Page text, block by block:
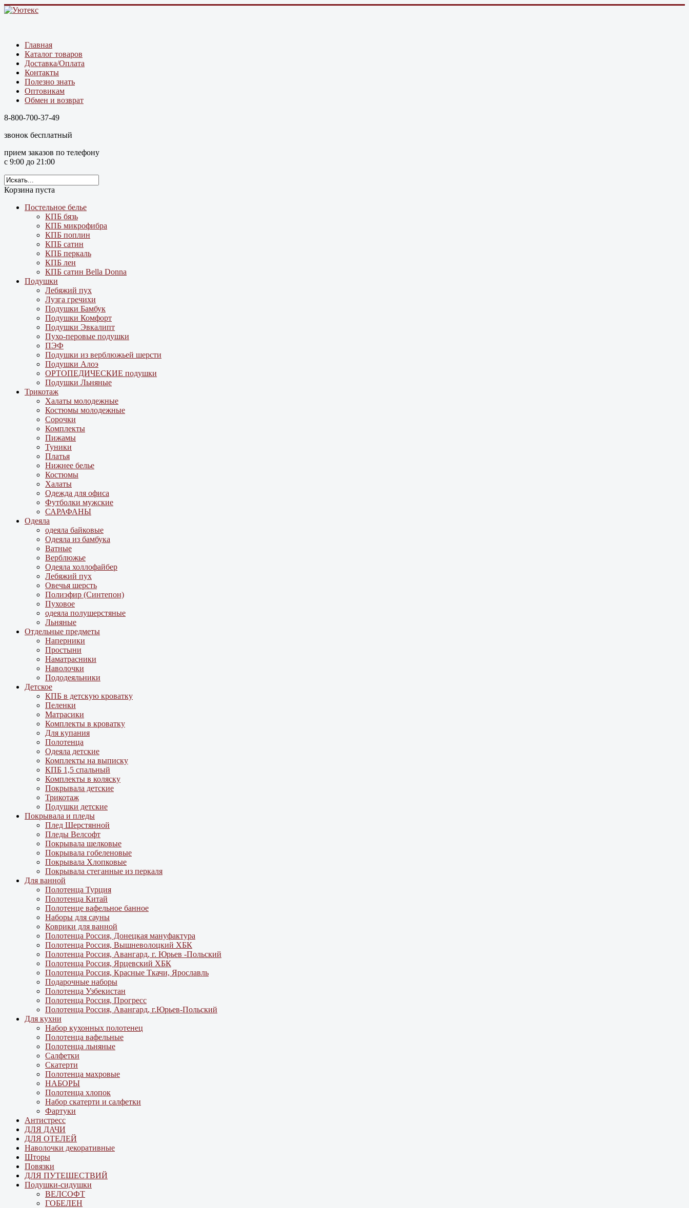
Главная
Каталог товаров
Доставка/Оплата
Контакты
Полезно знать
Оптовикам
Обмен и возврат
8-800-700-37-49
звонок бесплатный
прием заказов по телефону
с 9:00 до 21:00
Корзина пуста
Постельное белье
КПБ бязь
КПБ микрофибра
КПБ поплин
КПБ сатин
КПБ перкаль
КПБ лен
КПБ сатин Bella Donna
Подушки
Лебяжий пух
Лузга гречихи
Подушки Бамбук
Подушки Комфорт
Подушки Эвкалипт
Пухо-перовые подушки
ПЭФ
Подушки из верблюжьей шерсти
Подушки Алоэ
ОРТОПЕДИЧЕСКИЕ подушки
Подушки Льняные
Трикотаж
Халаты молодежные
Костюмы молодежные
Сорочки
Комплекты
Пижамы
Туники
Платья
Нижнее белье
Костюмы
Халаты
Одежда для офиса
Футболки мужские
САРАФАНЫ
Одеяла
одеяла байковые
Одеяла из бамбука
Ватные
Верблюжье
Одеяла холлофайбер
Лебяжий пух
Овечья шерсть
Полиэфир (Синтепон)
Пуховое
одеяла полушерстяные
Льняные
Отдельные предметы
Наперники
Простыни
Наматрасники
Наволочки
Пододеяльники
Детское
КПБ в детскую кроватку
Пеленки
Матрасики
Комплекты в кроватку
Для купания
Полотенца
Одеяла детские
Комплекты на выписку
КПБ 1,5 спальный
Комплекты в коляску
Покрывала детские
Трикотаж
Подушки детские
Покрывала и пледы
Плед Шерстянной
Пледы Велсофт
Покрывала шелковые
Покрывала гобеленовые
Покрывала Хлопковые
Покрывала стеганные из перкаля
Для ванной
Полотенца Турция
Полотенца Китай
Полотенце вафельное банное
Наборы для сауны
Коврики для ванной
Полотенца Россия, Донецкая мануфактура
Полотенца Россия, Вышневолоцкий ХБК
Полотенца Россия, Авангард, г. Юрьев -Польский
Полотенца Россия, Ярцевский ХБК
Полотенца Россия, Красные Ткачи, Ярославль
Подарочные наборы
Полотенца Узбекистан
Полотенца Россия, Прогресс
Полотенца Россия, Авангард, г.Юрьев-Польский
Для кухни
Набор кухонных полотенец
Полотенца вафельные
Полотенца льняные
Салфетки
Скатерти
Полотенца махровые
НАБОРЫ
Полотенца хлопок
Набор скатерти и салфетки
Фартуки
Антистресс
ДЛЯ ДАЧИ
ДЛЯ ОТЕЛЕЙ
Наволочки декоративные
Шторы
Повязки
ДЛЯ ПУТЕШЕСТВИЙ
Подушки-сидушки
ВЕЛСОФТ
ГОБЕЛЕН